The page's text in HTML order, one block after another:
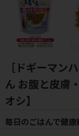
［ドギーマン
ん お腹と皮膚
オシ】
毎日のごはんで健康